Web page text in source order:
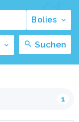
Bolies
Suchen
1